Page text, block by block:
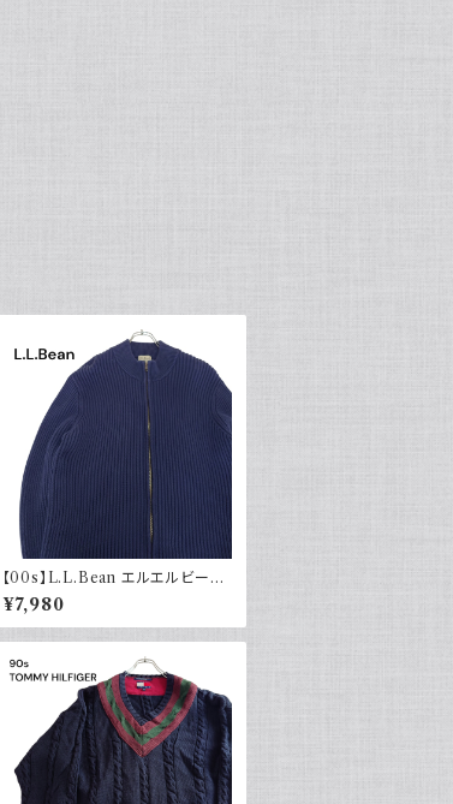
【00s】L.L.Bean エルエルビーン
ドライバーズニット リブ編み ネイ
ビー セーター コットンニット 古着
アウトドア
¥7,980